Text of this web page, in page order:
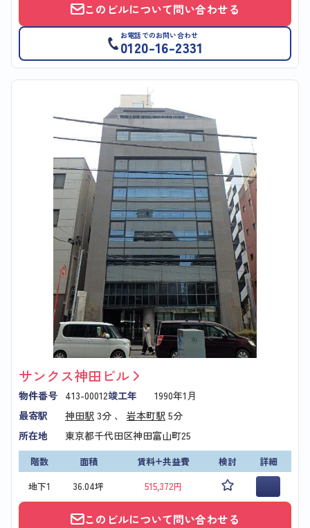
このビルについて問い合わせる
お電話でのお問い合わせ
0120-16-2331
サンクス神田ビル
物件番号 413-00012竣工年
1990年1月
最寄駅
神田駅 3分 、 岩本町駅 5分
所在地
東京都千代田区神田富山町25
階数 面積 賃料+共益費 検討
詳細
地下1
36.04坪 515,372円
このビルについて問い合わせる